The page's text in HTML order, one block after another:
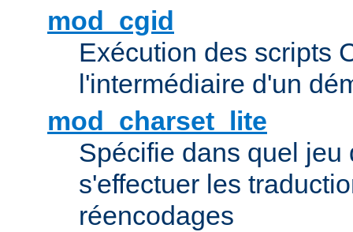
mod_cgid
Exécution des scripts
l'intermédiaire d'un
mod_charset_lite
Spécifie dans quel jeu
s'effectuer les
réencodages